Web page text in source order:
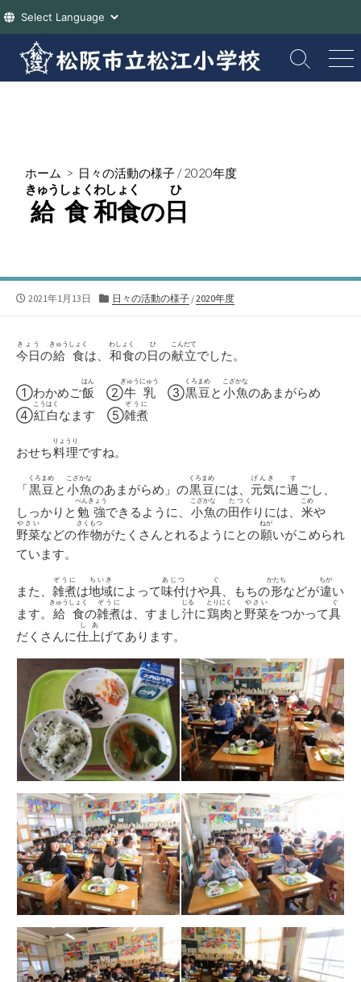
テ
検
索
メ
ニ
ホーム > 日々の活動の様子 /2020年度
給食
きゅうしょく
和食
わしょく
の日
ひ
公
2021年1月13日
カ
リ
ー
日々の活動の様子/2020年度
今日
きょう
の給食
きゅうしょく
は、 和食
わしょく
の日
ひ
の献立
こんだて
でした。
①わかめご飯
はん
②牛乳
ぎゅうにゅう
③黒豆
くろまめ
と 小魚
こざかな
のあまがらめ
④紅白
こうはく
なます ⑤雑煮
ぞうに
おせち料理
りょうり
ですね。
「黒豆
くろまめ
と 小魚
こざかな
のあまがらめ」の黒豆
くろまめ
には、 元気
げんき
に過
す
ごし、
しっかりと 勉強
べんきょう
できるように、 小魚
こざかな
の田作
たつく
りには、 米
こめ
や
野菜
やさい
などの作物
さくもつ
がたくさんとれるようにとの願
ねが
いがこめられ
ています。
また、 雑煮
ぞうに
は地域
ちいき
によって味付
あじつ
けや具
ぐ
、もちの形
かたち
などが違
ちが
い
ます。 給食
きゅうしょく
の雑煮
ぞうに
は、すまし汁
じる
に鶏肉
とりにく
と 野菜
やさい
をつかって具
ぐ
だくさんに仕上
しあ
げてあります。